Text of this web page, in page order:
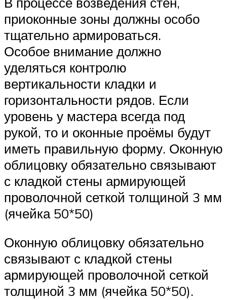
приоконные зоны должны особо
тщательно армироваться.
Особое внимание должно
уделяться контролю
вертикальности кладки и
горизонтальности рядов. Если
уровень у мастера всегда под
рукой, то и оконные проёмы будут
иметь правильную форму. Оконную
облицовку обязательно связывают
с кладкой стены армирующей
проволочной сеткой толщиной 3 мм
(ячейка 50*50)
Оконную облицовку обязательно
связывают с кладкой стены
армирующей проволочной сеткой
толщиной 3 мм (ячейка 50*50).